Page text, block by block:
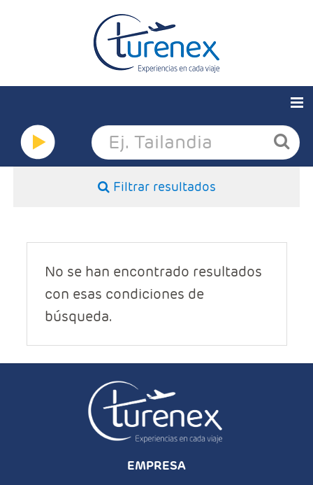
Quiénes somos
Ofertas
Seguros
Filtrar resultados
No se han encontrado resultados
con esas condiciones de
búsqueda.
EMPRESA